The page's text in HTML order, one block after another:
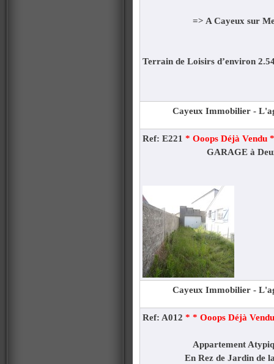
=> A Cayeux sur
Terrain de Loisirs d’environ
Cayeux Immobilier -
Ref: E221 * Ooops Déjà Vendu *
GARAGE à
Cayeux Immobilier -
Ref: A012 * * Ooops Déjà
Appartement
En Rez de Jardin de